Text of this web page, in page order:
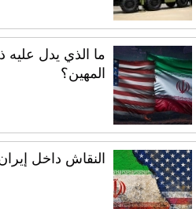
ما الذي يدل عليه
المهين؟
النقاش داخل